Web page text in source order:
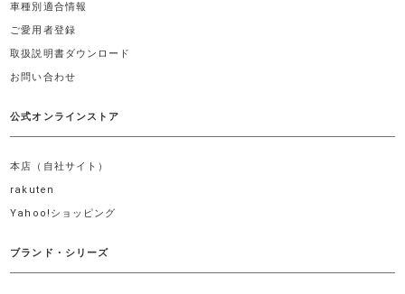
車種別適合情報
ご愛用者登録
取扱説明書ダウンロード
お問い合わせ
公式オンラインストア
本店（自社サイト）
rakuten
Yahoo!ショッピング
ブランド・シリーズ